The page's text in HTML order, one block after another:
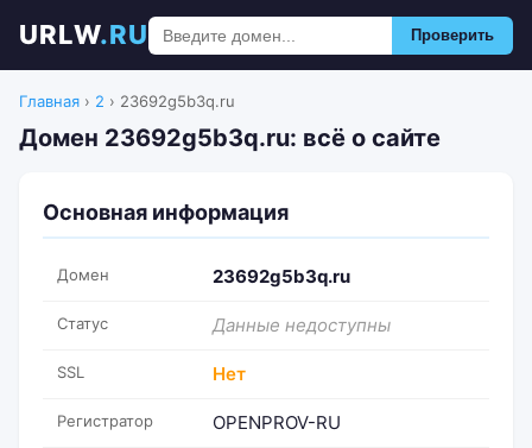
URLW.RU Проверить
Главная › 2 › 23692g5b3q.ru
Домен 23692g5b3q.ru: всё о сайте
Основная информация
Домен 23692g5b3q.ru
Статус Данные недоступны
SSL Нет
Регистратор OPENPROV-RU